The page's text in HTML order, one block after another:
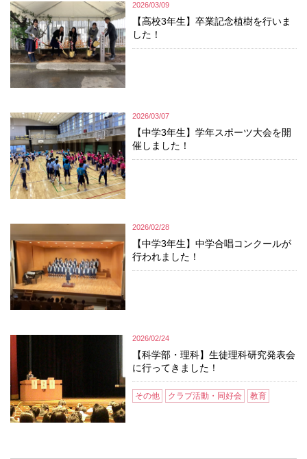
2026/03/09
【高校3年生】卒業記念植樹を行いま
した！
2026/03/07
【中学3年生】学年スポーツ大会を開
催しました！
2026/02/28
【中学3年生】中学合唱コンクールが
行われました！
2026/02/24
【科学部・理科】生徒理科研究発表会
に行ってきました！
その他 クラブ活動・同好会 教育